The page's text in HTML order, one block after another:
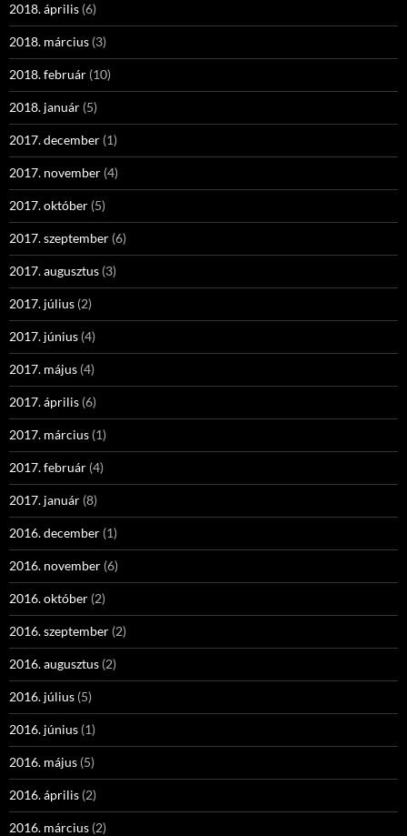
2018. április (6)
2018. március (3)
2018. február (10)
2018. január (5)
2017. december (1)
2017. november (4)
2017. október (5)
2017. szeptember (6)
2017. augusztus (3)
2017. július (2)
2017. június (4)
2017. május (4)
2017. április (6)
2017. március (1)
2017. február (4)
2017. január (8)
2016. december (1)
2016. november (6)
2016. október (2)
2016. szeptember (2)
2016. augusztus (2)
2016. július (5)
2016. június (1)
2016. május (5)
2016. április (2)
2016. március (2)